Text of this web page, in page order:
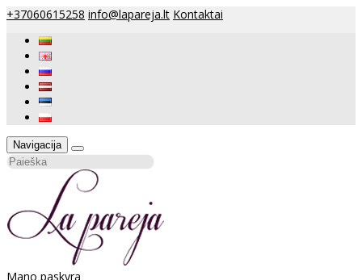
+37060615258 info@lapareja.lt Kontaktai
Navigacija
Mano paskyra